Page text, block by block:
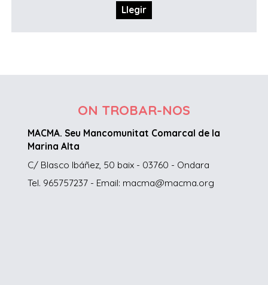
Llegir
ON TROBAR-NOS
MACMA. Seu Mancomunitat Comarcal de la
Marina Alta
C/ Blasco Ibáñez, 50 baix - 03760 - Ondara
Tel. 965757237 - Email: macma@macma.org